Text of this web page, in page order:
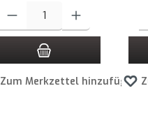
Zum Merkzettel hinzufügen